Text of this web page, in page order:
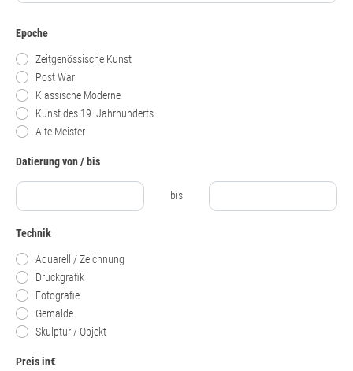
Epoche
Zeitgenössische Kunst
Post War
Klassische Moderne
Kunst des 19. Jahrhunderts
Alte Meister
Datierung von / bis
bis
Technik
Aquarell / Zeichnung
Druckgrafik
Fotografie
Gemälde
Skulptur / Objekt
Preis in€